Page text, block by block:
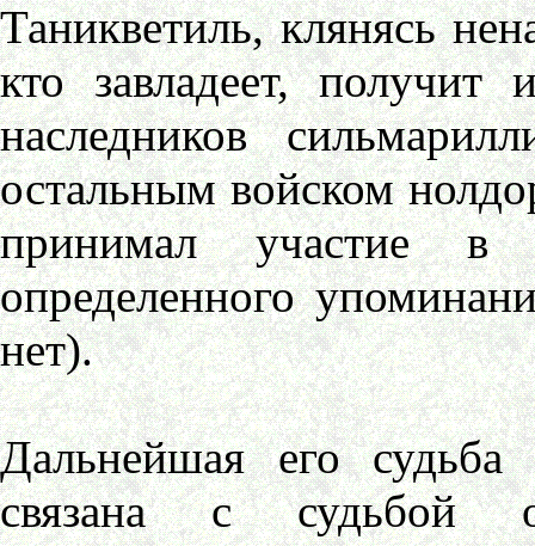
Таникветиль, клянясь
кто завладеет,
наследников
остальным войском
принимал участие
определенного
нет).
Дальнейшая его
связана с судьбой